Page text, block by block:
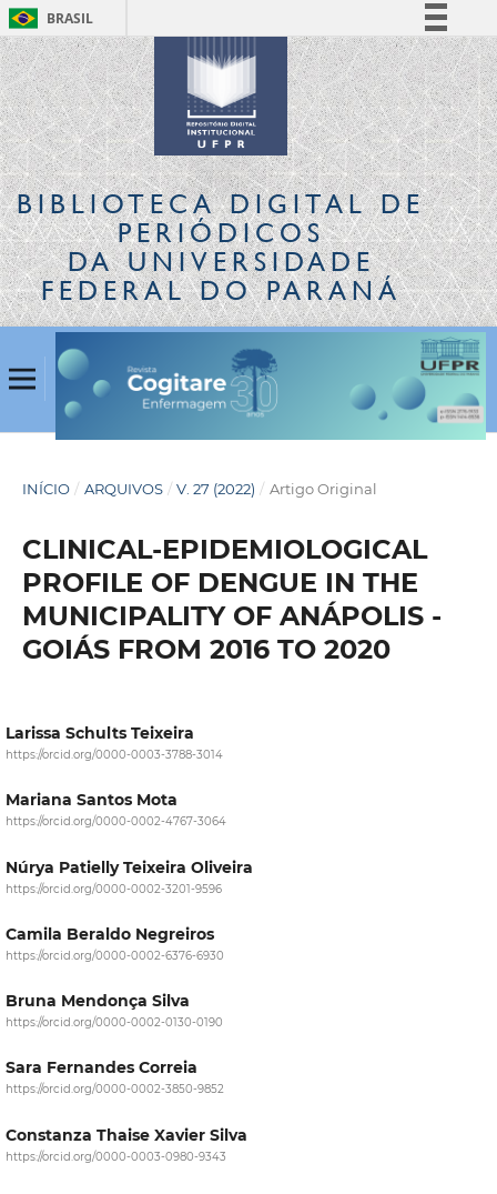
BRASIL
Simplifique!
Comunica BR
Participe
Acesso à informação
Legislação
Canais
BIBLIOTECA DIGITALDE
PERIÓDICOS
DA UNIVERSIDADE
FEDERAL DO PARANÁ
INÍCIO / ARQUIVOS / V. 27 (2022) / Artigo Original
CLINICAL-EPIDEMIOLOGICAL
PROFILE OF DENGUE IN THE
MUNICIPALITY OF ANÁPOLIS -
GOIÁS FROM 2016 TO 2020
Larissa Schults Teixeira
https://orcid.org/0000-0003-3788-3014
Mariana Santos Mota
https://orcid.org/0000-0002-4767-3064
Núrya Patielly Teixeira Oliveira
https://orcid.org/0000-0002-3201-9596
Camila Beraldo Negreiros
https://orcid.org/0000-0002-6376-6930
Bruna Mendonça Silva
https://orcid.org/0000-0002-0130-0190
Sara Fernandes Correia
https://orcid.org/0000-0002-3850-9852
Constanza Thaise Xavier Silva
https://orcid.org/0000-0003-0980-9343